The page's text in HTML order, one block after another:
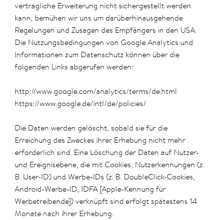
vertragliche Erweiterung nicht sichergestellt werden
kann, bemühen wir uns um darüberhinausgehende
Regelungen und Zusagen des Empfängers in den USA.
Die Nutzungsbedingungen von Google Analytics und
Informationen zum Datenschutz können über die
folgenden Links abgerufen werden:
http://www.google.com/analytics/terms/de.html
https://www.google.de/intl/de/policies/
Die Daten werden gelöscht, sobald sie für die
Erreichung des Zweckes ihrer Erhebung nicht mehr
erforderlich sind. Eine Löschung der Daten auf Nutzer-
und Ereignisebene, die mit Cookies, Nutzerkennungen (z.
B. User-ID) und Werbe-IDs (z. B. DoubleClick-Cookies,
Android-Werbe-ID, IDFA [Apple-Kennung für
Werbetreibende]) verknüpft sind erfolgt spätestens 14
Monate nach ihrer Erhebung.